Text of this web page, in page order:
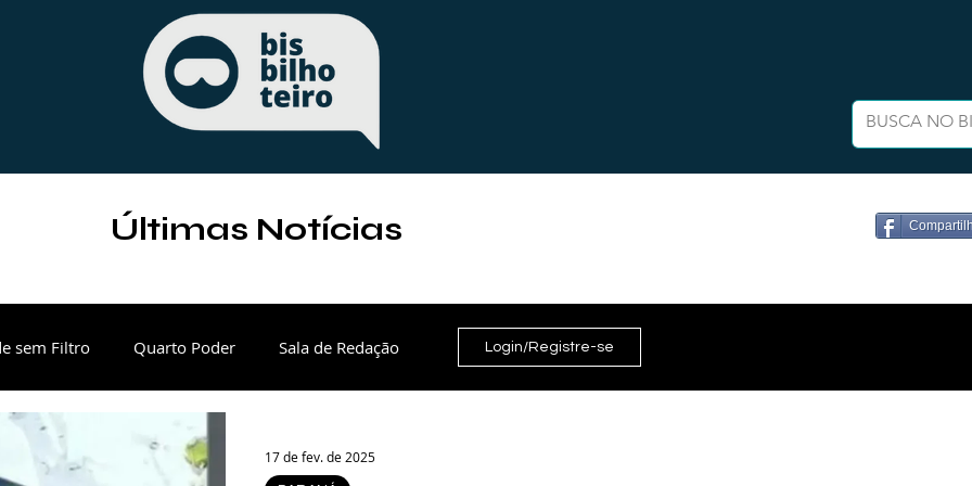
Últimas Notícias
sem Filtro Quarto Poder Sala de Redação
Paraná Política
Login/Registre-se
17 de fev. de 2025